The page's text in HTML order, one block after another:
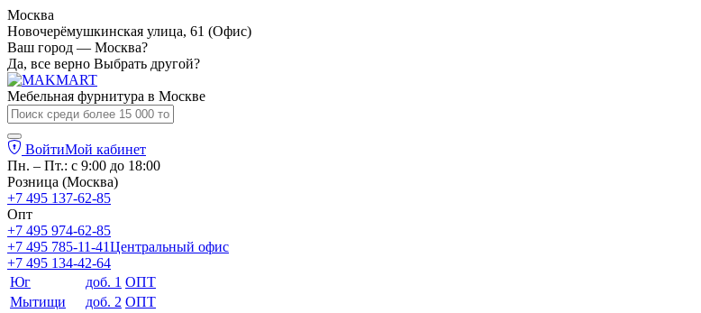
Москва
Новочерёмушкинская улица, 61 (Офис)
Ваш город — Москва?
Да, все верно Выбрать другой?
Мебельная фурнитура в Москве
ВойтиМой кабинет
Пн. – Пт.: с 9:00 до 18:00
Розница (Москва)
+7 495 137-62-85
Опт
+7 495 974-62-85
+7 495 785-11-41Центральный офис
+7 495 134-42-64
Юг
доб. 1 ОПТ
Мытищи
доб. 2 ОПТ